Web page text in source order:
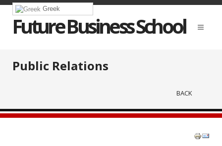
Greek
Future Business School
Public Relations
BACK